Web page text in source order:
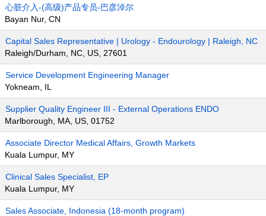
心脏介入-(高级)产品专员-巴彦淖尔
Bayan Nur, CN
Capital Sales Representative | Urology - Endourology | Raleigh, NC
Raleigh/Durham, NC, US, 27601
Service Development Engineering Manager
Yokneam, IL
Supplier Quality Engineer III - External Operations ENDO
Marlborough, MA, US, 01752
Associate Director Medical Affairs, Growth Markets
Kuala Lumpur, MY
Clinical Sales Specialist, EP
Kuala Lumpur, MY
Sales Associate, Indonesia (18-month program)